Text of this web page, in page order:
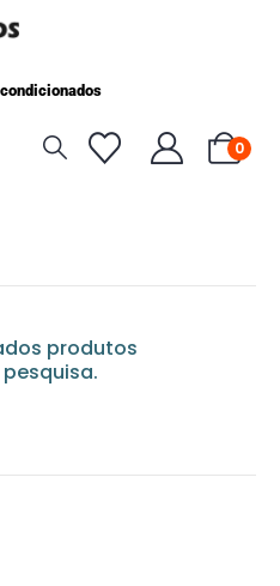
0
produtos